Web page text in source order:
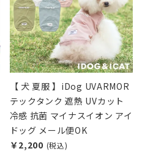
【 犬 夏服 】iDog UVARMOR
テックタンク 遮熱 UVカット
冷感 抗菌 マイナスイオン アイ
ドッグ メール便OK
￥2,200 (税込)